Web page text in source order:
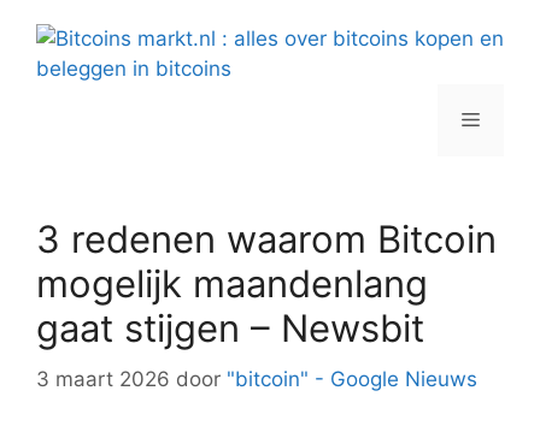
naar
inhoud
Menu
3 redenen waarom Bitcoin
mogelijk maandenlang
gaat stijgen – Newsbit
3 maart 2026 door "bitcoin" - Google Nieuws